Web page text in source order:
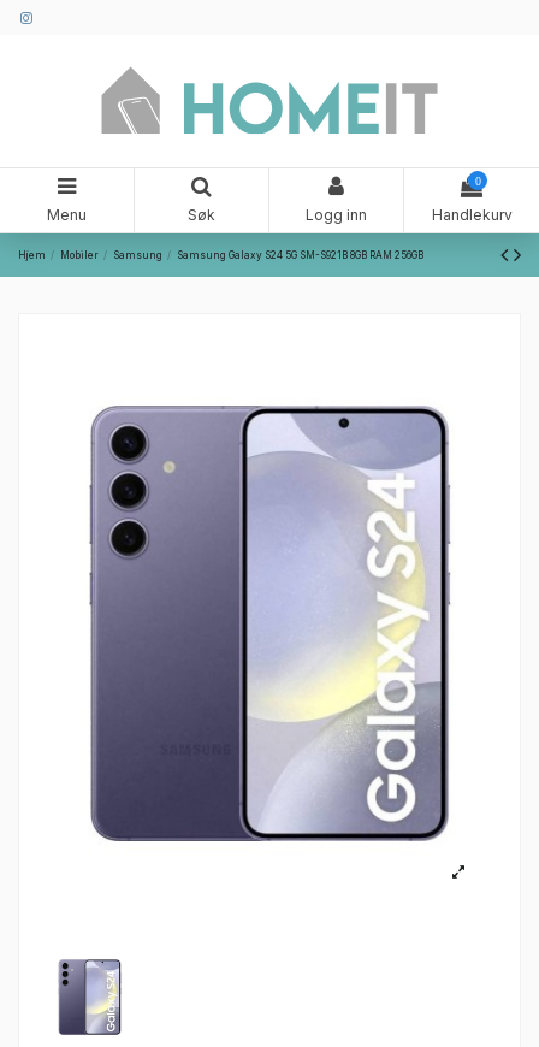
Menu Søk Logg inn
0
Handlekurv
Hjem Mobiler Samsung Samsung Galaxy S24 5G SM-S921B 8GB RAM 256GB